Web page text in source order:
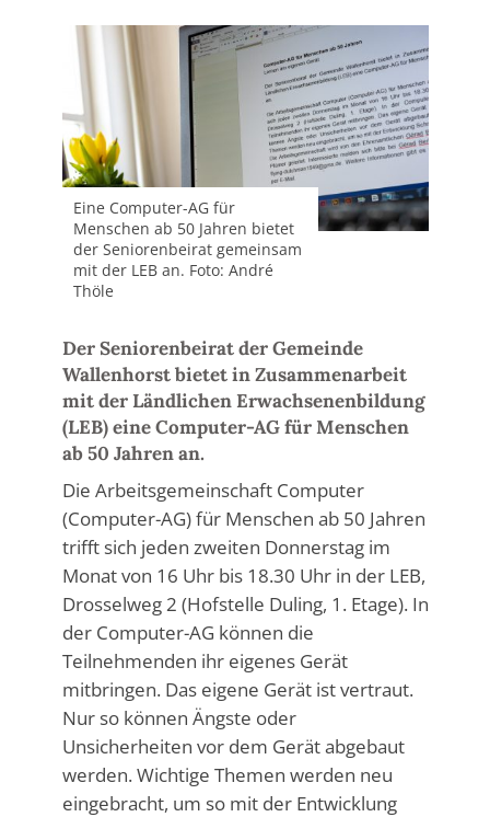
Eine Computer-AG für
Menschen ab 50 Jahren bietet
der Seniorenbeirat gemeinsam
mit der LEB an. Foto: André
Thöle
Der Seniorenbeirat der Gemeinde
Wallenhorst bietet in Zusammenarbeit
mit der Ländlichen Erwachsenenbildung
(LEB) eine Computer-AG für Menschen
ab 50 Jahren an.
Die Arbeitsgemeinschaft Computer
(Computer-AG) für Menschen ab 50 Jahren
trifft sich jeden zweiten Donnerstag im
Monat von 16 Uhr bis 18.30 Uhr in der LEB,
Drosselweg 2 (Hofstelle Duling, 1. Etage). In
der Computer-AG können die
Teilnehmenden ihr eigenes Gerät
mitbringen. Das eigene Gerät ist vertraut.
Nur so können Ängste oder
Unsicherheiten vor dem Gerät abgebaut
werden. Wichtige Themen werden neu
eingebracht, um so mit der Entwicklung